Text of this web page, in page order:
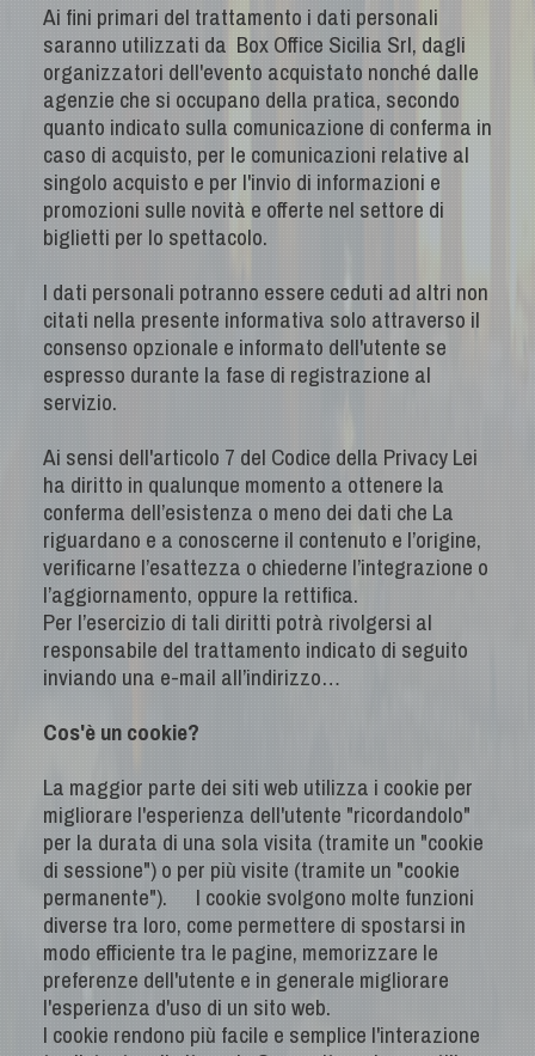
Ai fini primari del trattamento i dati personali
saranno utilizzati da Box Office Sicilia Srl, dagli
organizzatori dell'evento acquistato nonché dalle
agenzie che si occupano della pratica, secondo
quanto indicato sulla comunicazione di conferma in
caso di acquisto, per le comunicazioni relative al
singolo acquisto e per l'invio di informazioni e
promozioni sulle novità e offerte nel settore di
biglietti per lo spettacolo.
I dati personali potranno essere ceduti ad altri non
citati nella presente informativa solo attraverso il
consenso opzionale e informato dell'utente se
espresso durante la fase di registrazione al
servizio.
Ai sensi dell'articolo 7 del Codice della Privacy Lei
ha diritto in qualunque momento a ottenere la
conferma dell’esistenza o meno dei dati che La
riguardano e a conoscerne il contenuto e l’origine,
verificarne l’esattezza o chiederne l’integrazione o
l’aggiornamento, oppure la rettifica.
Per l’esercizio di tali diritti potrà rivolgersi al
responsabile del trattamento indicato di seguito
inviando una e-mail all’indirizzo…
Cos'è un cookie?
La maggior parte dei siti web utilizza i cookie per
migliorare l'esperienza dell'utente "ricordandolo"
per la durata di una sola visita (tramite un "cookie
di sessione") o per più visite (tramite un "cookie
permanente"). I cookie svolgono molte funzioni
diverse tra loro, come permettere di spostarsi in
modo efficiente tra le pagine, memorizzare le
preferenze dell'utente e in generale migliorare
l'esperienza d'uso di un sito web.
I cookie rendono più facile e semplice l'interazione